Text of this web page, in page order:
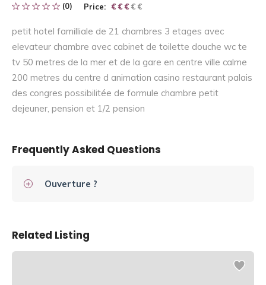
(0) Price: € € € € €
€ € €
petit hotel familliale de 21 chambres 3 etages avec
elevateur chambre avec cabinet de toilette douche wc te
tv 50 metres de la mer et de la gare en centre ville calme
200 metres du centre d animation casino restaurant palais
des congres possibilitée de formule chambre petit
dejeuner, pension et 1/2 pension
Frequently Asked Questions
Ouverture ?
Related Listing